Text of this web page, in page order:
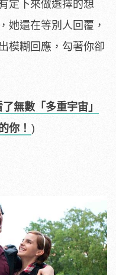
定下來做選擇的想
她還在等別人回覆，
模糊回應，勾著你卻
無數「多重宇宙」
你！ )